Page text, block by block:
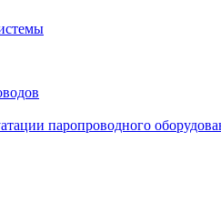
паропроводного